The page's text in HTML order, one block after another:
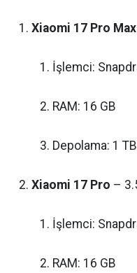
Xiaomi 17 Pro Max
İşlemci:
RAM: 16 GB
Depolama: 1 TB
Xiaomi 17 Pro –
İşlemci:
RAM: 16 GB